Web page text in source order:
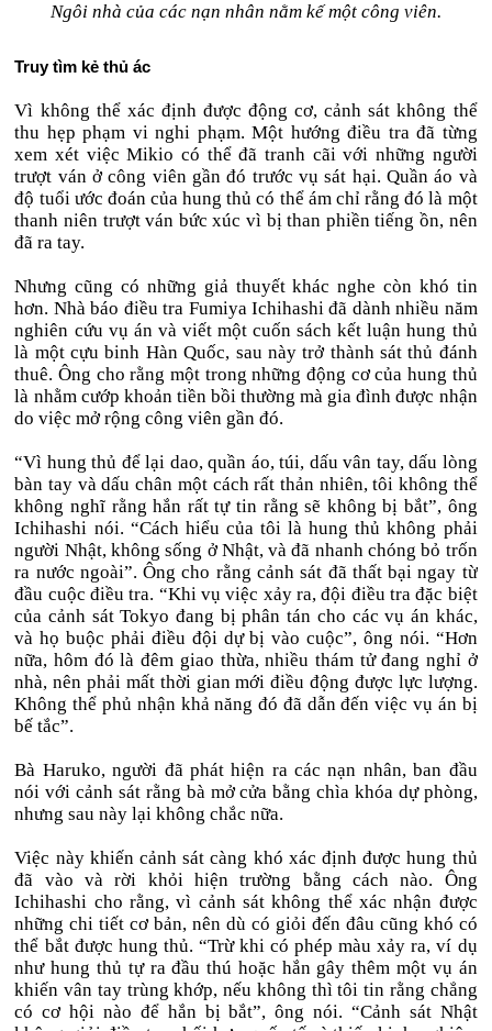
Ngôi nhà của các nạn nhân nằm kế một công viên.
Truy tìm kẻ thủ ác
Vì không thể xác định được động cơ, cảnh sát không thể
thu hẹp phạm vi nghi phạm. Một hướng điều tra đã từng
xem xét việc Mikio có thể đã tranh cãi với những người
trượt ván ở công viên gần đó trước vụ sát hại. Quần áo và
độ tuổi ước đoán của hung thủ có thể ám chỉ rằng đó là một
thanh niên trượt ván bức xúc vì bị than phiền tiếng ồn, nên
đã ra tay.
Nhưng cũng có những giả thuyết khác nghe còn khó tin
hơn. Nhà báo điều tra Fumiya Ichihashi đã dành nhiều năm
nghiên cứu vụ án và viết một cuốn sách kết luận hung thủ
là một cựu binh Hàn Quốc, sau này trở thành sát thủ đánh
thuê. Ông cho rằng một trong những động cơ của hung thủ
là nhằm cướp khoản tiền bồi thường mà gia đình được nhận
do việc mở rộng công viên gần đó.
“Vì hung thủ để lại dao, quần áo, túi, dấu vân tay, dấu lòng
bàn tay và dấu chân một cách rất thản nhiên, tôi không thể
không nghĩ rằng hắn rất tự tin rằng sẽ không bị bắt”, ông
Ichihashi nói. “Cách hiểu của tôi là hung thủ không phải
người Nhật, không sống ở Nhật, và đã nhanh chóng bỏ trốn
ra nước ngoài”. Ông cho rằng cảnh sát đã thất bại ngay từ
đầu cuộc điều tra. “Khi vụ việc xảy ra, đội điều tra đặc biệt
của cảnh sát Tokyo đang bị phân tán cho các vụ án khác,
và họ buộc phải điều đội dự bị vào cuộc”, ông nói. “Hơn
nữa, hôm đó là đêm giao thừa, nhiều thám tử đang nghỉ ở
nhà, nên phải mất thời gian mới điều động được lực lượng.
Không thể phủ nhận khả năng đó đã dẫn đến việc vụ án bị
bế tắc”.
Bà Haruko, người đã phát hiện ra các nạn nhân, ban đầu
nói với cảnh sát rằng bà mở cửa bằng chìa khóa dự phòng,
nhưng sau này lại không chắc nữa.
Việc này khiến cảnh sát càng khó xác định được hung thủ
đã vào và rời khỏi hiện trường bằng cách nào. Ông
Ichihashi cho rằng, vì cảnh sát không thể xác nhận được
những chi tiết cơ bản, nên dù có giỏi đến đâu cũng khó có
thể bắt được hung thủ. “Trừ khi có phép màu xảy ra, ví dụ
như hung thủ tự ra đầu thú hoặc hắn gây thêm một vụ án
khiến vân tay trùng khớp, nếu không thì tôi tin rằng chẳng
có cơ hội nào để hắn bị bắt”, ông nói. “Cảnh sát Nhật